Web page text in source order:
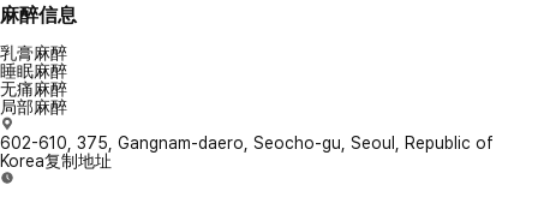
麻醉信息
乳膏麻醉
睡眠麻醉
无痛麻醉
局部麻醉
602-610, 375, Gangnam-daero, Seocho-gu, Seoul, Republic of
Korea复制地址